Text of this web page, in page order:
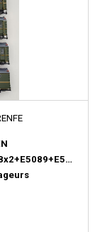
E5087+E5088x2+E5089+E5223